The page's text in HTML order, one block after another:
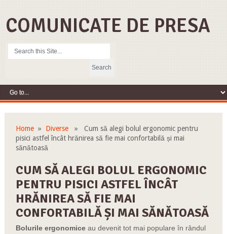
COMUNICATE DE PRESA
Home» Diverse» Cum să alegi bolul ergonomic pentru
pisici astfel încât hrănirea să fie mai confortabilă și mai
sănătoasă
CUM SĂ ALEGI BOLUL ERGONOMIC
PENTRU PISICI ASTFEL ÎNCÂT
HRĂNIREA SĂ FIE MAI
CONFORTABILĂ ȘI MAI SĂNĂTOASĂ
Bolurile ergonomiceau devenit tot mai populare în rândul